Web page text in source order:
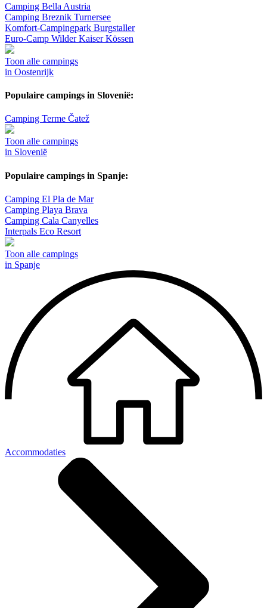
Camping Bella Austria
Camping Breznik Turnersee
Komfort-Campingpark Burgstaller
Euro-Camp Wilder Kaiser Kössen
Toon alle campings
in Oostenrijk
Populaire campings in Slovenië:
Camping Terme Čatež
Toon alle campings
in Slovenië
Populaire campings in Spanje:
Camping El Pla de Mar
Camping Playa Brava
Camping Cala Canyelles
Interpals Eco Resort
Toon alle campings
in Spanje
Accommodaties